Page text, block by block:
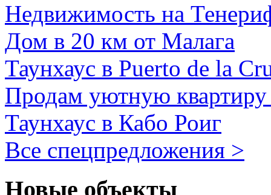
Недвижимость на
Дом в 20 км от Малага
Таунхаус в Puerto de la
Продам уютную
Таунхаус в Кабо Роиг
Все спецпредложения >
Новые объекты